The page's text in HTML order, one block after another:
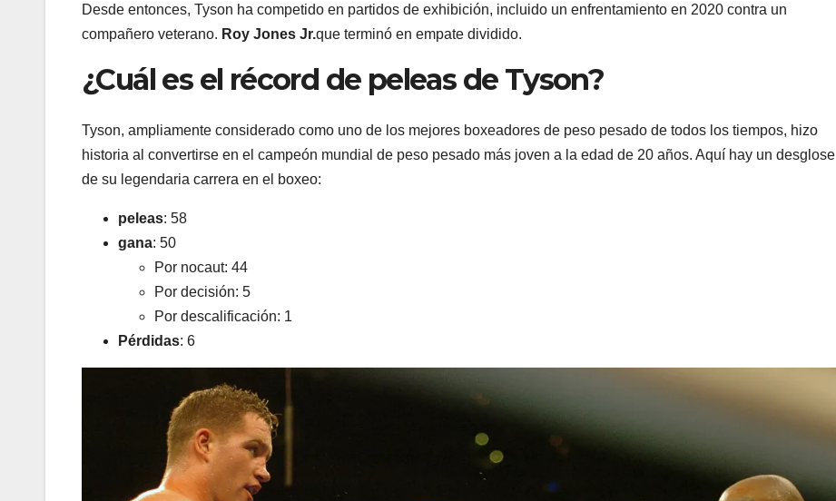
Desde entonces, Tyson ha competido en partidos de exhibición, incluido un enfrentamiento en 2020 contra un
compañero veterano. Roy Jones Jr.que terminó en empate dividido.
¿Cuál es el récord de peleas de Tyson?
Tyson, ampliamente considerado como uno de los mejores boxeadores de peso pesado de todos los tiempos, hizo
historia al convertirse en el campeón mundial de peso pesado más joven a la edad de 20 años. Aquí hay un desglose
de su legendaria carrera en el boxeo:
peleas: 58
gana: 50
Por nocaut: 44
Por decisión: 5
Por descalificación: 1
Pérdidas: 6